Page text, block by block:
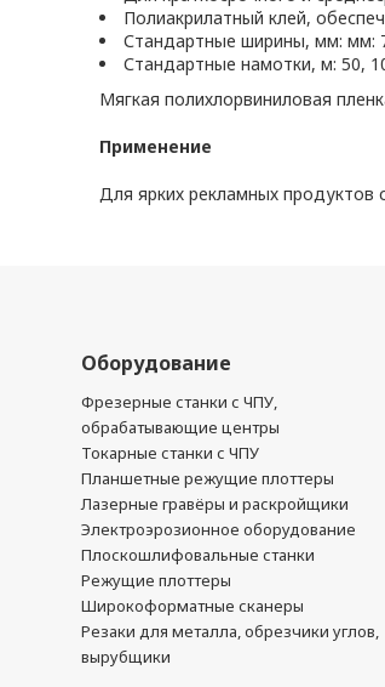
Полиакрилатный клей,
Стандартные ширины, мм: мм:
Стандартные намотки, м: 50,
Мягкая полихлорвиниловая
Применение
Для ярких рекламных продуктов
Оборудование
Фрезерные станки с ЧПУ,
обрабатывающие центры
Токарные станки с ЧПУ
Планшетные режущие плоттеры
Лазерные гравёры и раскройщики
Электроэрозионное оборудование
Плоскошлифовальные станки
Режущие плоттеры
Широкоформатные сканеры
Резаки для металла, обрезчики углов,
вырубщики